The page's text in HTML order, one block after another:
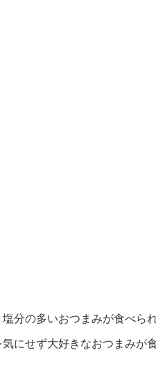
分の多いおつまみが食べら
にせず大好きなおつまみが